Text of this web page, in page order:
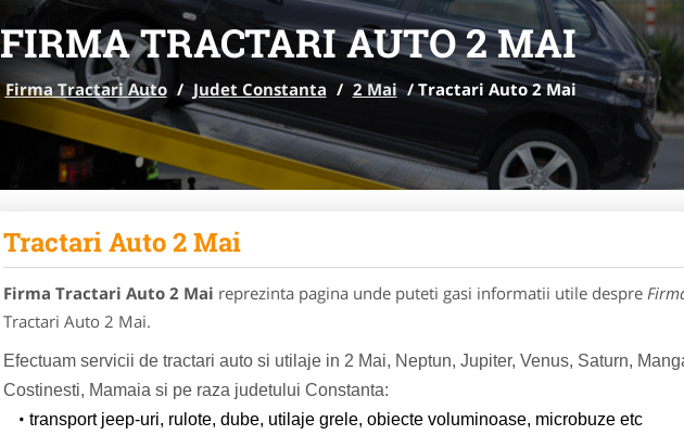
FIRMA TRACTARI AUTO 2 MAI
Firma Tractari Auto / Judet Constanta / 2 Mai /Tractari Auto 2 Mai
Tractari Auto 2 Mai
Firma Tractari Auto 2 Mai reprezinta pagina unde puteti gasi informatii utile despre
Tractari Auto 2 Mai.
Efectuam servicii de tractari auto si utilaje in 2 Mai, Neptun, Jupiter, Venus, Saturn,
Costinesti, Mamaia si pe raza judetului Constanta:
transport jeep-uri, rulote, dube, utilaje grele, obiecte voluminoase, microbuze etc